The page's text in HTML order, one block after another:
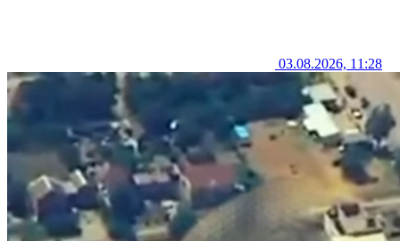
03.08.2026, 11:28